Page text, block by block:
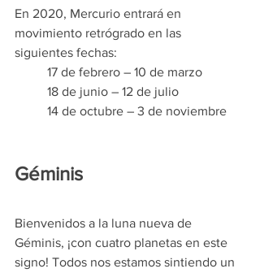
En 2020, Mercurio entrará en
movimiento retrógrado en las
siguientes fechas:
	17 de febrero – 10 de marzo
	18 de junio – 12 de julio
	14 de octubre – 3 de noviembre
Géminis
Bienvenidos a la luna nueva de
Géminis, ¡con cuatro planetas en este
signo! Todos nos estamos sintiendo un